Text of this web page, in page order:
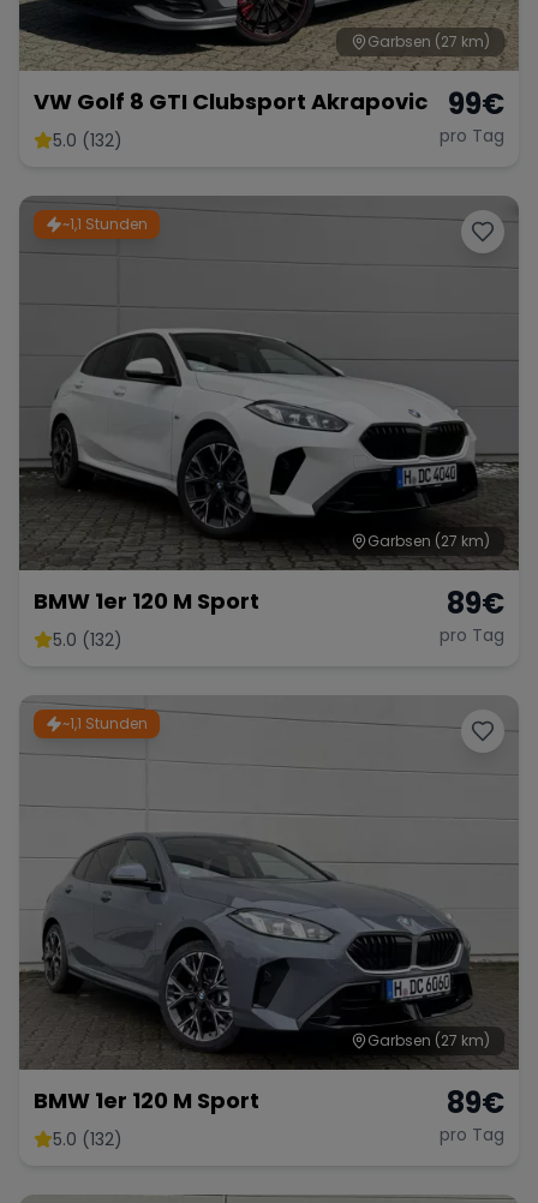
Garbsen (27 km)
VW Golf 8 GTI Clubsport Akrapovic
5.0 (132)
99€
pro Tag
~1,1 Stunden
Garbsen (27 km)
BMW 1er 120 M Sport
5.0 (132)
89€
pro Tag
~1,1 Stunden
Garbsen (27 km)
BMW 1er 120 M Sport
5.0 (132)
89€
pro Tag